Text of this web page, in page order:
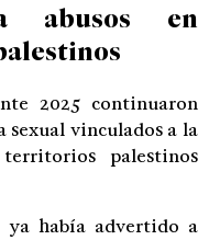
abusos en
2025 continuaron
sexual vinculados a la
palestinos
había advertido a